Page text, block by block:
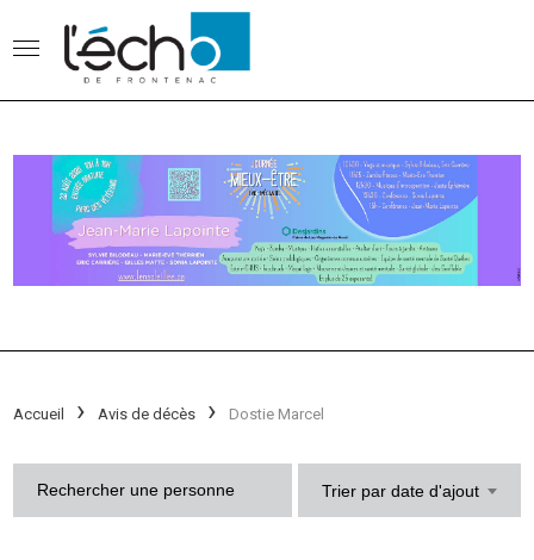
Accueil Avis de décès Dostie Marcel
Trier par date d'ajout